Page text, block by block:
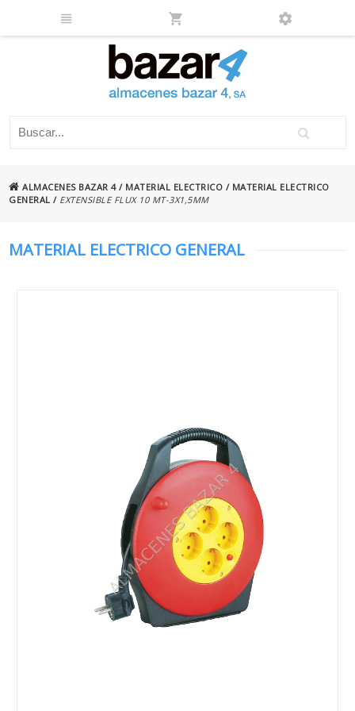
ALMACENES BAZAR 4/ MATERIAL ELECTRICO / MATERIAL ELECTRICO
GENERAL / EXTENSIBLE FLUX 10 MT-3X1,5MM
MATERIAL ELECTRICO GENERAL